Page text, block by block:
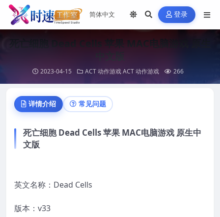
登录
死亡细胞 Dead Cells 苹果 MAC电脑游戏 原生
2023-04-15 ACT 动作游戏ACT 动作游戏 266
详情介绍 常见问题
死亡细胞 Dead Cells 苹果 MAC电脑游戏 原生中
文版
英文名称：Dead Cells
版本：v33